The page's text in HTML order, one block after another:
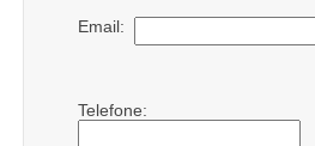
Email:
Telefone: